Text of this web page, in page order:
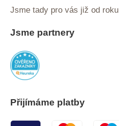
Jsme tady pro vás již od roku
Jsme partnery
Přijímáme platby